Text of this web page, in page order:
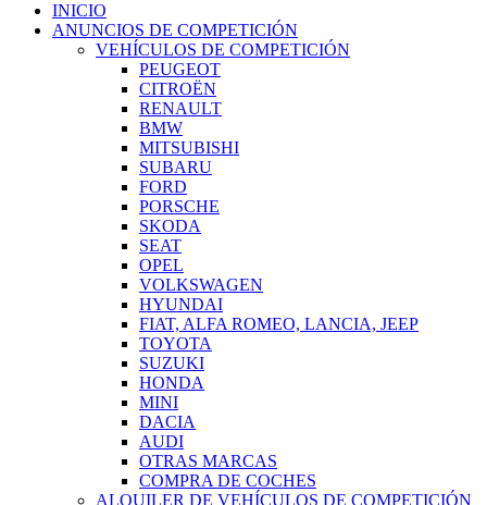
INICIO
ANUNCIOS DE COMPETICIÓN
VEHÍCULOS DE COMPETICIÓN
PEUGEOT
CITROËN
RENAULT
BMW
MITSUBISHI
SUBARU
FORD
PORSCHE
SKODA
SEAT
OPEL
VOLKSWAGEN
HYUNDAI
FIAT, ALFA ROMEO, LANCIA, JEEP
TOYOTA
SUZUKI
HONDA
MINI
DACIA
AUDI
OTRAS MARCAS
COMPRA DE COCHES
ALQUILER DE VEHÍCULOS DE COMPETICIÓN